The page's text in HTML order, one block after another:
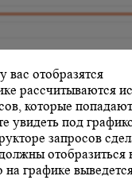
вас отобразятся
рассчитываются
которые
увидеть под
запросов
отобразиться
графике